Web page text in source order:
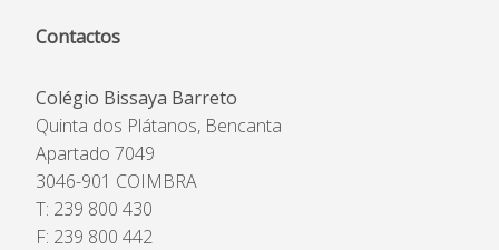
Contactos
Colégio Bissaya Barreto
Quinta dos Plátanos, Bencanta
Apartado 7049
3046-901 COIMBRA
T: 239 800 430
F: 239 800 442